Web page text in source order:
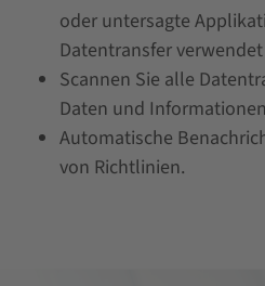
oder untersagte
Datentransfer
Scannen Sie alle
Daten und
Automatische
von Richtlinien.